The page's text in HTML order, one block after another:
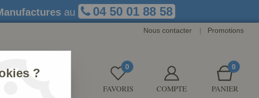
au 04 50 01 88 58
Nous contacter | Promotions
0
FAVORIS COMPTE
0
PANIER
?